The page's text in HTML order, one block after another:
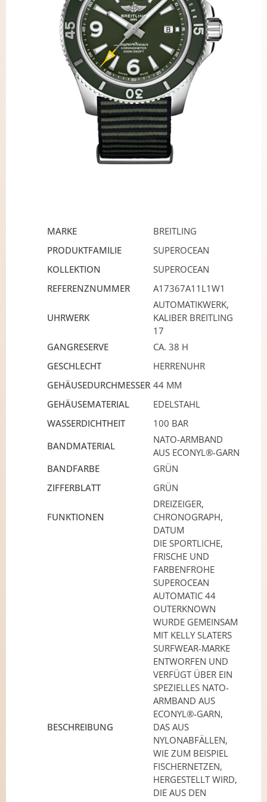
MARKE
BREITLING
PRODUKTFAMILIE
SUPEROCEAN
KOLLEKTION
SUPEROCEAN
REFERENZNUMMER
A17367A11L1W1
UHRWERK
AUTOMATIKWERK,
KALIBER BREITLING
17
GANGRESERVE
CA. 38 H
GESCHLECHT
HERRENUHR
GEHÄUSEDURCHMESSER 44 MM
GEHÄUSEMATERIAL
EDELSTAHL
WASSERDICHTHEIT
100 BAR
BANDMATERIAL
NATO-ARMBAND
AUS ECONYL®-GARN
BANDFARBE
GRÜN
ZIFFERBLATT
GRÜN
FUNKTIONEN
DREIZEIGER,
CHRONOGRAPH,
DATUM
BESCHREIBUNG
DIE SPORTLICHE,
FRISCHE UND
FARBENFROHE
SUPEROCEAN
AUTOMATIC 44
OUTERKNOWN
WURDE GEMEINSAM
MIT KELLY SLATERS
SURFWEAR-MARKE
ENTWORFEN UND
VERFÜGT ÜBER EIN
SPEZIELLES NATO-
ARMBAND AUS
ECONYL®-GARN,
DAS AUS
NYLONABFÄLLEN,
WIE ZUM BEISPIEL
FISCHERNETZEN,
HERGESTELLT WIRD,
DIE AUS DEN